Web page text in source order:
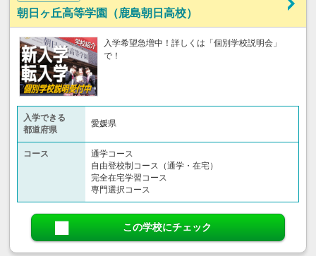
朝日ヶ丘高等学園（鹿島朝日高校）
入学希望急増中！詳しくは「個別学校説明会」
で！
入学できる
都道府県
愛媛県
コース
通学コース
自由登校制コース（通学・在宅）
完全在宅学習コース
専門選択コース
この学校にチェック